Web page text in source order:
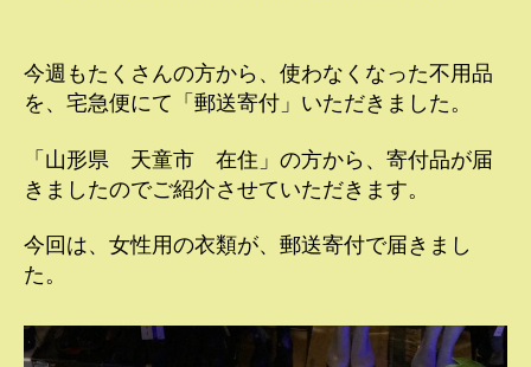
今週もたくさんの方から、使わなくなった不用品
を、宅急便にて「郵送寄付」いただきました。
「山形県 天童市 在住」の方から、寄付品が届
きましたのでご紹介させていただきます。
今回は、女性用の衣類が、郵送寄付で届きまし
た。